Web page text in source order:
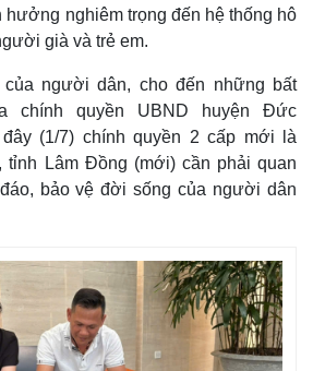
hưởng nghiêm trọng đến hệ thống hô
già và trẻ em.
người dân, cho đến những bất
chính quyền UBND huyện Đức
(1/7) chính quyền 2 cấp mới là
Lâm Đồng (mới) cần phải quan
bảo vệ đời sống của người dân